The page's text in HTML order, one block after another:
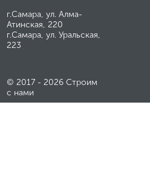
г.Самара, ул. Алма-
Атинская, 220
г.Самара, ул. Уральская,
223
© 2017 - 2026 Строим
с нами